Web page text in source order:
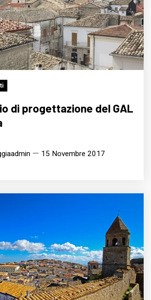
di progettazione del GAL
15 Novembre 2017